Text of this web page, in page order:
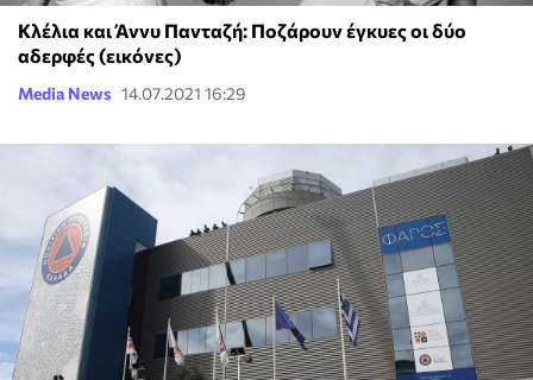
Κλέλια και Άννυ Πανταζή: Ποζάρουν έγκυες οι δύο
αδερφές (εικόνες)
Media News 14.07.2021 16:29